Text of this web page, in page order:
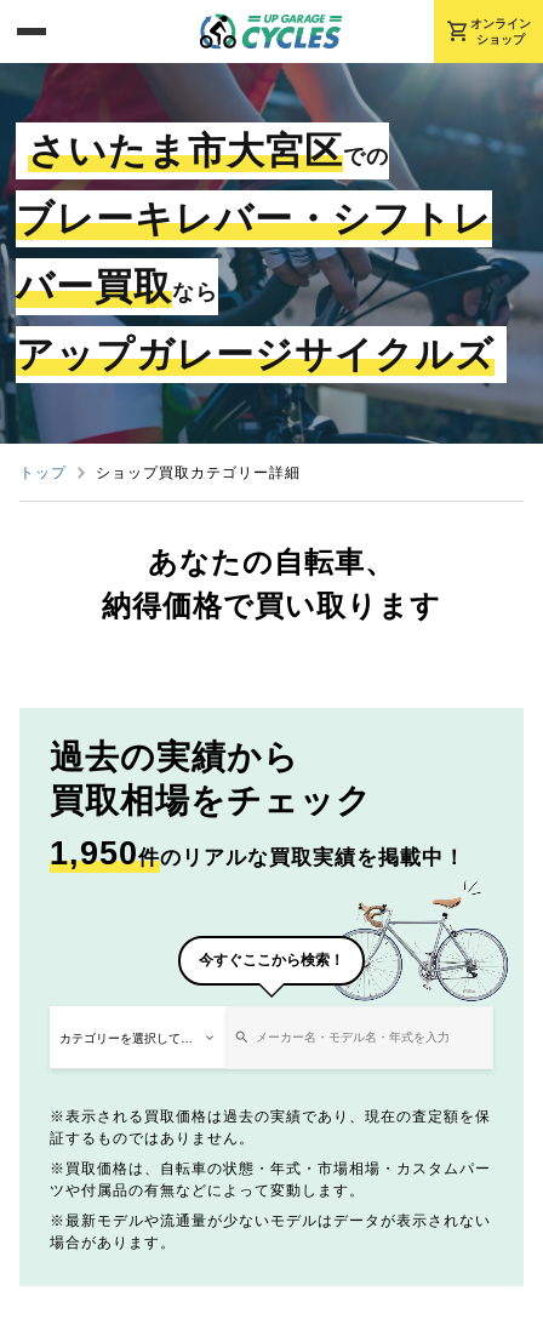
shopping_cart オンライン
ショップ
さいたま市大宮区での
ブレーキレバー・シフトレ
バー買取なら
アップガレージサイクルズ
トップ ショップ買取カテゴリー詳細
あなたの自転車、
納得価格で買い取ります
過去の実績から
買取相場をチェック
1,950件のリアルな買取実績を掲載中！
今すぐここから検索！
表示される買取価格は過去の実績であり、現在の査定額を保
証するものではありません。
買取価格は、自転車の状態・年式・市場相場・カスタムパー
ツや付属品の有無などによって変動します。
最新モデルや流通量が少ないモデルはデータが表示されない
場合があります。